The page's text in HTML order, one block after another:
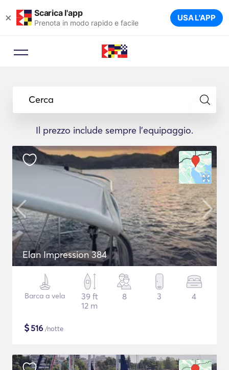
× Scarica l'app
Prenota in modo rapido e facile USA L'APP
Cerca
Il prezzo include sempre l'equipaggio.
Elan Impression 384
Barca a vela
39 ft
12 m
8 3 4
$516 /notte